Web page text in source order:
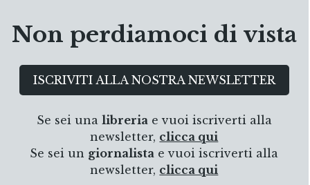
Non perdiamoci di vista
ISCRIVITI ALLA NOSTRA NEWSLETTER
Se sei una libreriae vuoi iscriverti alla
newsletter, clicca qui
Se sei un giornalista e vuoi iscriverti alla
newsletter, clicca qui